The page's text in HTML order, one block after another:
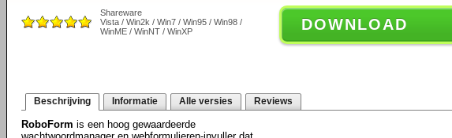
Shareware
Vista / Win2k / Win7 / Win95 / Win98 /
WinME / WinNT / WinXP
DOWNLOAD
Beschrijving Informatie Alle versies Reviews
RoboForm is een hoog gewaardeerde